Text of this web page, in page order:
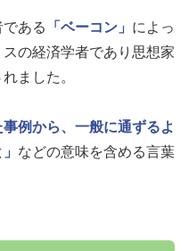
ある 「ベーコン」 によっ
の経済学者であり思想家
ました。
事例から、一般に通ずるよ
などの意味を含める言葉